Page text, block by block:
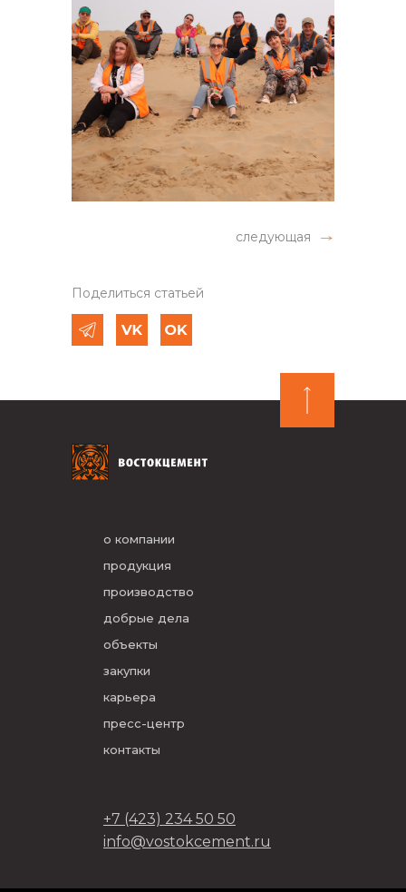
следующая
Поделиться статьей
о компании
продукция
производство
добрые дела
объекты
закупки
карьера
пресс-центр
контакты
+7 (423) 234 50 50
info@vostokcement.ru